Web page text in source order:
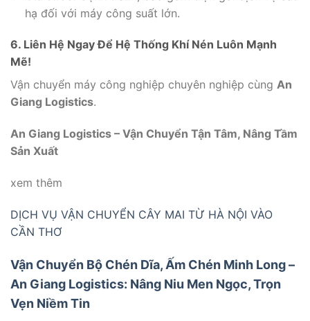
hạ đối với máy công suất lớn.
6. Liên Hệ Ngay Để Hệ Thống Khí Nén Luôn Mạnh
Mẽ!
Vận chuyển máy công nghiệp chuyên nghiệp cùng An
Giang Logistics.
An Giang Logistics – Vận Chuyển Tận Tâm, Nâng Tầm
Sản Xuất
xem thêm
DỊCH VỤ VẬN CHUYỂN CÂY MAI TỪ HÀ NỘI VÀO
CẦN THƠ
Vận Chuyển Bộ Chén Dĩa, Ấm Chén Minh Long –
An Giang Logistics: Nâng Niu Men Ngọc, Trọn
Vẹn Niềm Tin